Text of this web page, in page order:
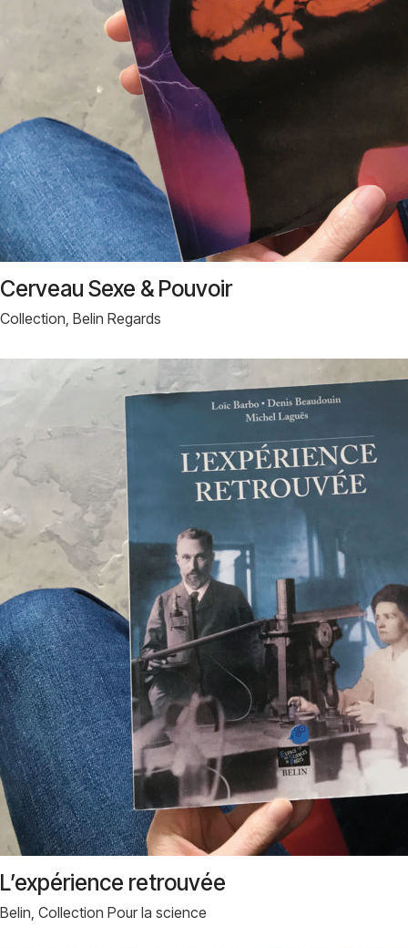
Cerveau Sexe & Pouvoir
Collection, Belin Regards
L’expérience retrouvée
Belin, Collection Pour la science